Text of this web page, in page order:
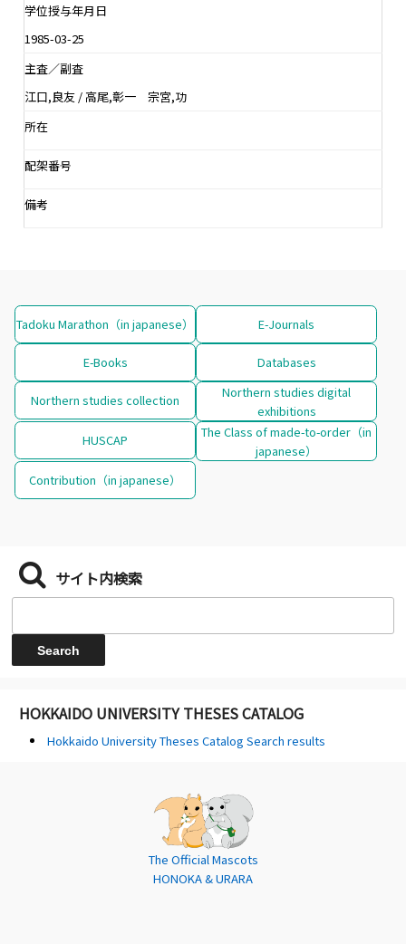
学位授与年月日
1985-03-25
主査／副査
江口,良友 / 高尾,彰一 宗宮,功
所在
配架番号
備考
Tadoku Marathon（in japanese） E-Journals
E-Books Databases
Northern studies collection
Northern studies digital
exhibitions
HUSCAP
The Class of made-to-order（in
japanese）
Contribution（in japanese）
サイト内検索
HOKKAIDO UNIVERSITY THESES CATALOG
Hokkaido University Theses Catalog Search results
The Official Mascots
HONOKA & URARA